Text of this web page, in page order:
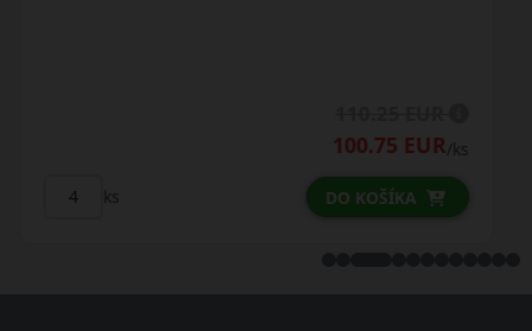
134.50 EUR
DO KOŠÍKA